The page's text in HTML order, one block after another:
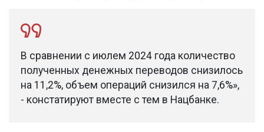
В сравнении с июлем 2024 года количество
полученных денежных переводов снизилось
на 11,2%, объем операций снизился на 7,6%»,
- констатируют вместе с тем в Нацбанке.